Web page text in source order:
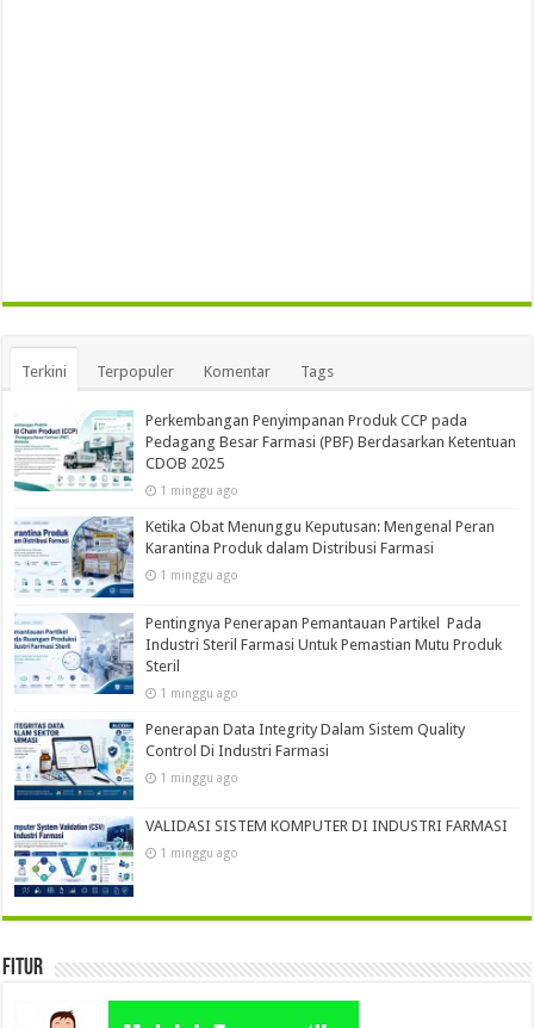
Terkini Terpopuler Komentar Tags
Perkembangan Penyimpanan Produk CCP pada
Pedagang Besar Farmasi (PBF) Berdasarkan Ketentuan
CDOB 2025
1 minggu ago
Ketika Obat Menunggu Keputusan: Mengenal Peran
Karantina Produk dalam Distribusi Farmasi
1 minggu ago
Pentingnya Penerapan Pemantauan Partikel Pada
Industri Steril Farmasi Untuk Pemastian Mutu Produk
Steril
1 minggu ago
Penerapan Data Integrity Dalam Sistem Quality
Control Di Industri Farmasi
1 minggu ago
VALIDASI SISTEM KOMPUTER DI INDUSTRI FARMASI
1 minggu ago
Fitur